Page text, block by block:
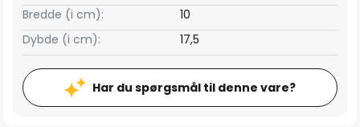
Bredde (i cm): 10
Dybde (i cm): 17,5
Har du spørgsmål til denne vare?